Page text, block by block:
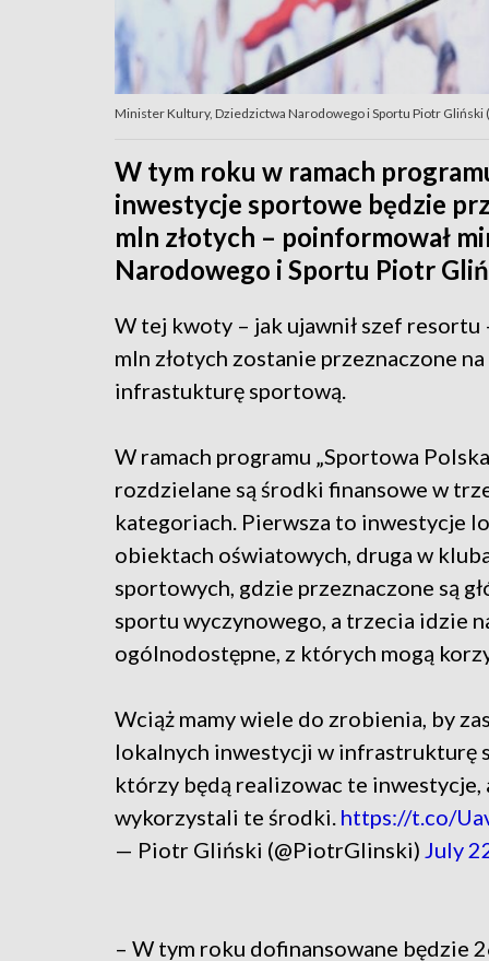
Minister Kultury, Dziedzictwa Narodowego i Sportu Piotr Gliński
W tym roku w ramach
inwestycje sportowe będzie
mln złotych – poinformował
Narodowego i Sportu Piotr
W tej kwoty – jak ujawnił szef resortu
mln złotych zostanie przeznaczone
infrastukturę sportową.
W ramach programu „Sportowa
rozdzielane są środki finansowe w
kategoriach. Pierwsza to inwestycje
obiektach oświatowych, druga w
sportowych, gdzie przeznaczone są
sportu wyczynowego, a trzecia idzie
ogólnodostępne, z których mogą
Wciąż mamy wiele do zrobienia, by
lokalnych inwestycji w infrastrukturę
którzy będą realizowac te
wykorzystali te środki. https://t.co/
— Piotr Gliński (@PiotrGlinski) July
– W tym roku dofinansowane będzie